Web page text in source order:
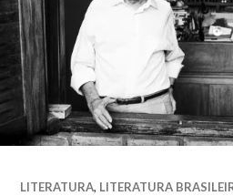
LITERATURA, LITERATURA